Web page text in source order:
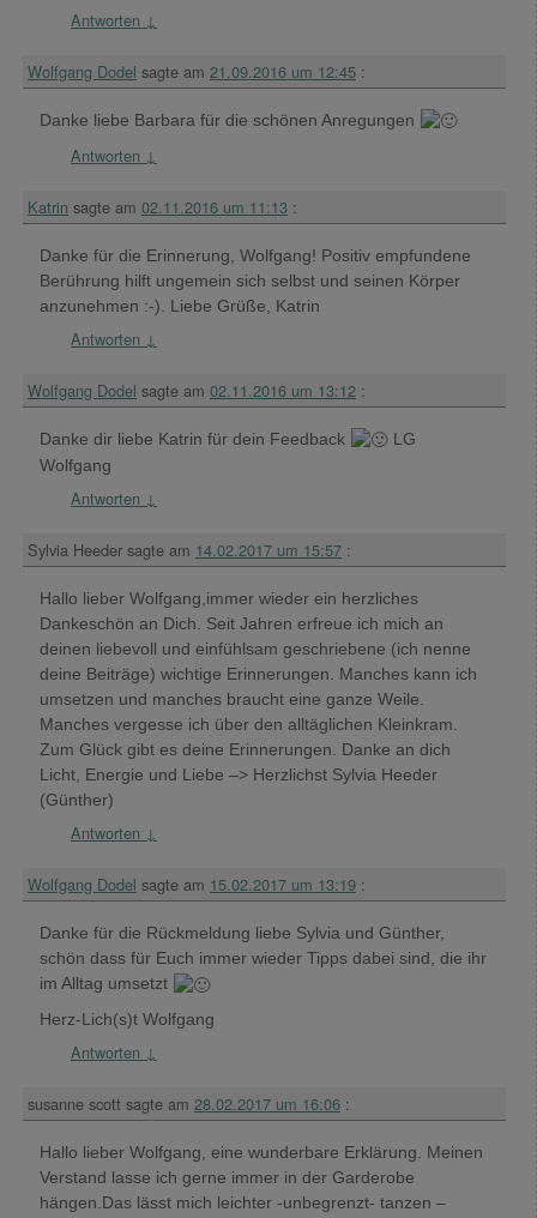
Antworten ↓
Wolfgang Dodel sagte am 21.09.2016 um 12:45 :
Danke liebe Barbara für die schönen Anregungen
Antworten ↓
Katrin sagte am 02.11.2016 um 11:13 :
Danke für die Erinnerung, Wolfgang! Positiv empfundene
Berührung hilft ungemein sich selbst und seinen Körper
anzunehmen :-). Liebe Grüße, Katrin
Antworten ↓
Wolfgang Dodel sagte am 02.11.2016 um 13:12 :
Danke dir liebe Katrin für dein Feedback
LG
Wolfgang
Antworten ↓
Sylvia Heeder sagte am 14.02.2017 um 15:57 :
Hallo lieber Wolfgang,immer wieder ein herzliches
Dankeschön an Dich. Seit Jahren erfreue ich mich an
deinen liebevoll und einfühlsam geschriebene (ich nenne
deine Beiträge) wichtige Erinnerungen. Manches kann ich
umsetzen und manches braucht eine ganze Weile.
Manches vergesse ich über den alltäglichen Kleinkram.
Zum Glück gibt es deine Erinnerungen. Danke an dich
Licht, Energie und Liebe –> Herzlichst Sylvia Heeder
(Günther)
Antworten ↓
Wolfgang Dodel sagte am 15.02.2017 um 13:19 :
Danke für die Rückmeldung liebe Sylvia und Günther,
schön dass für Euch immer wieder Tipps dabei sind, die ihr
im Alltag umsetzt
Herz-Lich(s)t Wolfgang
Antworten ↓
susanne scott sagte am 28.02.2017 um 16:06 :
Hallo lieber Wolfgang, eine wunderbare Erklärung. Meinen
Verstand lasse ich gerne immer in der Garderobe
hängen.Das lässt mich leichter -unbegrenzt- tanzen –